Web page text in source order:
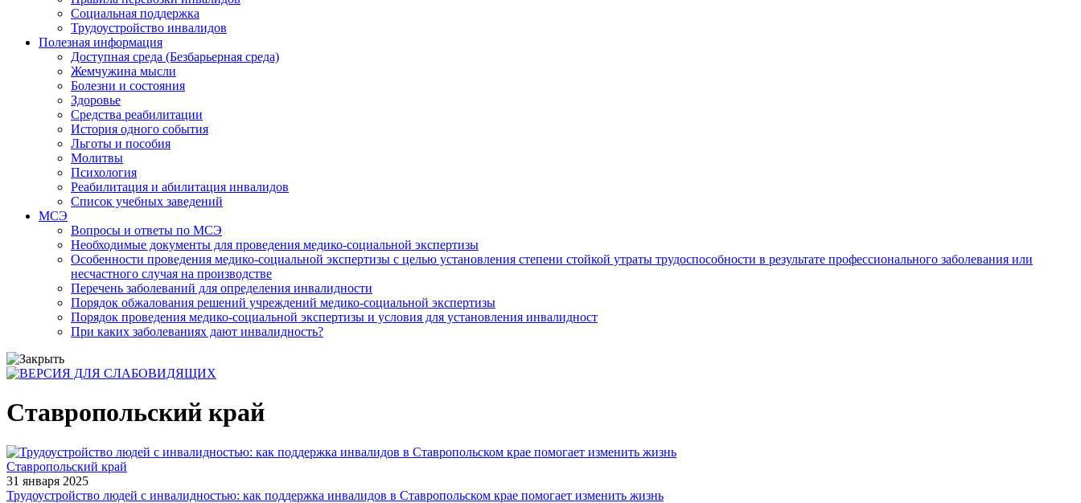
Социальная поддержка
Трудоустройство инвалидов
Полезная информация
Доступная среда (Безбарьерная среда)
Жемчужина мысли
Болезни и состояния
Здоровье
Средства реабилитации
История одного события
Льготы и пособия
Молитвы
Психология
Реабилитация и абилитация инвалидов
Список учебных заведений
МСЭ
Вопросы и ответы по МСЭ
Необходимые документы для проведения медико-социальной экспертизы
Особенности проведения медико-социальной экспертизы с целью установления степени стойкой утраты трудоспособности в результате профессионального заболевания или
несчастного случая на производстве
Перечень заболеваний для определения инвалидности
Порядок обжалования решений учреждений медико-социальной экспертизы
Порядок проведения медико-социальной экспертизы и условия для установления инвалидност
При каких заболеваниях дают инвалидность?
Ставропольский край
Ставропольский край
31 января 2025
Трудоустройство людей с инвалидностью: как поддержка инвалидов в Ставропольском крае помогает изменить жизнь